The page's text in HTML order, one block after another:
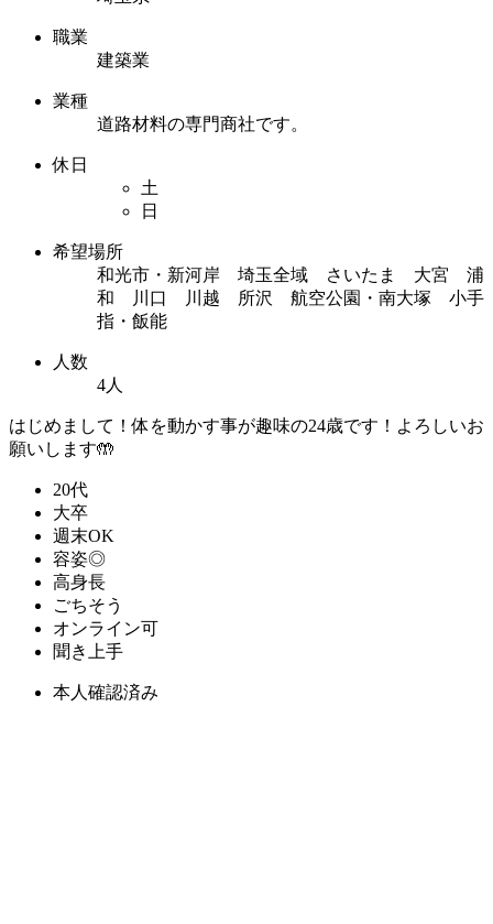
職業
建築業
業種
道路材料の専門商社です。
休日
土
日
希望場所
和光市・新河岸 埼玉全域 さいたま 大宮 浦
和 川口 川越 所沢 航空公園・南大塚 小手
指・飯能
人数
4人
はじめまして！体を動かす事が趣味の24歳です！よろしいお
願いします🤲
20代
大卒
週末OK
容姿◎
高身長
ごちそう
オンライン可
聞き上手
本人確認済み